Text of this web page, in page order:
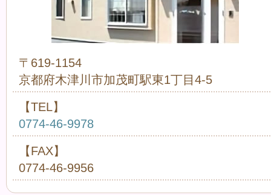
〒619-1154
京都府木津川市加茂町駅東1丁目4-5
【TEL】
0774-46-9978
【FAX】
0774-46-9956